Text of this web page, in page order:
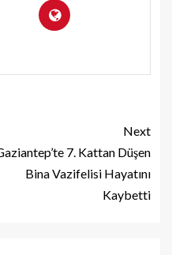
Next
7. Kattan Düşen
Bina Vazifelisi Hayatını
Kaybetti